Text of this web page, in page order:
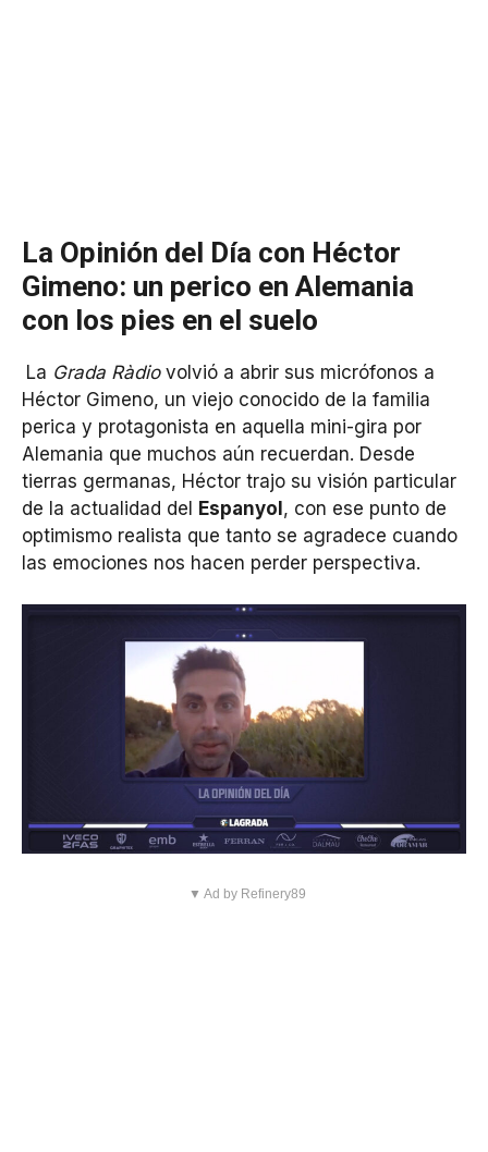
La Opinión del Día con Héctor
Gimeno: un perico en Alemania
con los pies en el suelo
La Grada Ràdiovolvió a abrir sus micrófonos a
Héctor Gimeno, un viejo conocido de la familia
perica y protagonista en aquella mini-gira por
Alemania que muchos aún recuerdan. Desde
tierras germanas, Héctor trajo su visión particular
de la actualidad del Espanyol, con ese punto de
optimismo realista que tanto se agradece cuando
las emociones nos hacen perder perspectiva.
▼ Ad by Refinery89